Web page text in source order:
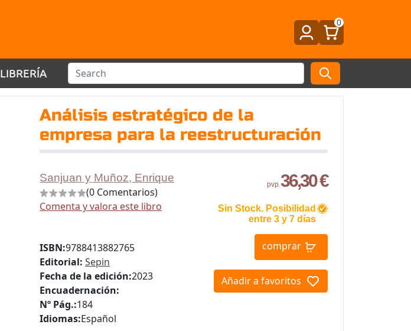
0
LIBRERÍA
Análisis estratégico de la
empresa para la reestructuración
Sanjuan y Muñoz, Enrique
(0 Comentarios)
Comenta y valora este libro
pvp. 36,30 €
Sin Stock. Posibilidad
entre 3 y 7 días
comprar
Añadir a favoritos
ISBN:9788413882765
Editorial: Sepin
Fecha de la edición:2023
Encuadernación:
Nº Pág.:184
Idiomas:Español